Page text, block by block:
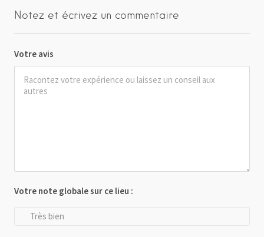
Notez et écrivez un commentaire
Votre avis
Votre note globale sur ce lieu :
Très bien